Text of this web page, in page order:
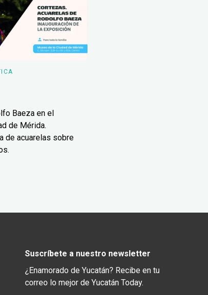
Baeza en el
de Mérida.
de acuarelas sobre
Suscríbete a nuestro newsletter
¿Enamorado de Yucatán? Recibe en tu
correo lo mejor de Yucatán Today.